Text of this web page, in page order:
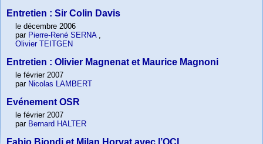
Entretien : Sir Colin Davis
le décembre 2006
par Pierre-René SERNA,
Olivier TEITGEN
Entretien : Olivier Magnenat et Maurice Magnoni
le février 2007
par Nicolas LAMBERT
Evénement OSR
le février 2007
par Bernard HALTER
Fabio Biondi et Milan Horvat avec l’OCL